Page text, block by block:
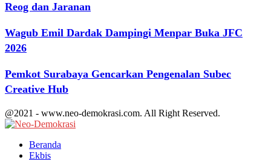
Reog dan Jaranan
Wagub Emil Dardak Dampingi Menpar Buka JFC
2026
Pemkot Surabaya Gencarkan Pengenalan Subec
Creative Hub
@2021 - www.neo-demokrasi.com. All Right Reserved.
Beranda
Ekbis